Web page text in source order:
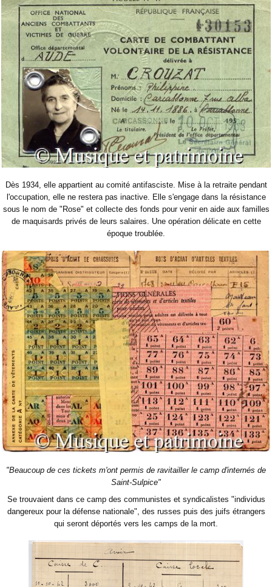
Dès 1934, elle appartient au comité antifasciste. Mise à la retraite pendant
l'occupation, elle ne restera pas inactive. Elle s'engage dans la résistance
sous le nom de "Rose" et collecte des fonds pour venir en aide aux familles
de maquisards privés de leurs salaires. Une opération délicate en cette
époque troublée.
"Beaucoup de ces tickets m'ont permis de ravitailler le camp d'internés de
Saint-Sulpice"
Se trouvaient dans ce camp des communistes et syndicalistes "individus
dangereux pour la défense nationale", des russes puis des juifs étrangers
qui seront déportés vers les camps de la mort.